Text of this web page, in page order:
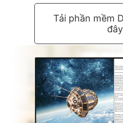
Tải phần mềm
đây